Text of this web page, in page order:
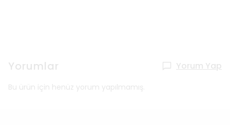
Yorumlar Yorum Yap
Bu ürün için henüz yorum yapılmamış.